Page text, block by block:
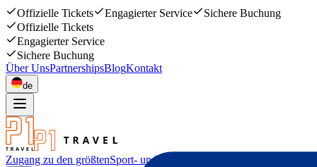
Offizielle Tickets Engagierter Service
Sichere Buchung
Offizielle Tickets
Engagierter Service
Sichere Buchung
Über UnsPartnershipsBlogKontakt
de
Zugang zu den größtenSport- und Musikevents